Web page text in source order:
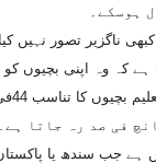
ہوسکے۔
ناگزیر تصور
ہے کہ وہ اپنی بچیوں
فی صد رہ جاتا ہے۔
ہے جب سندھ یا